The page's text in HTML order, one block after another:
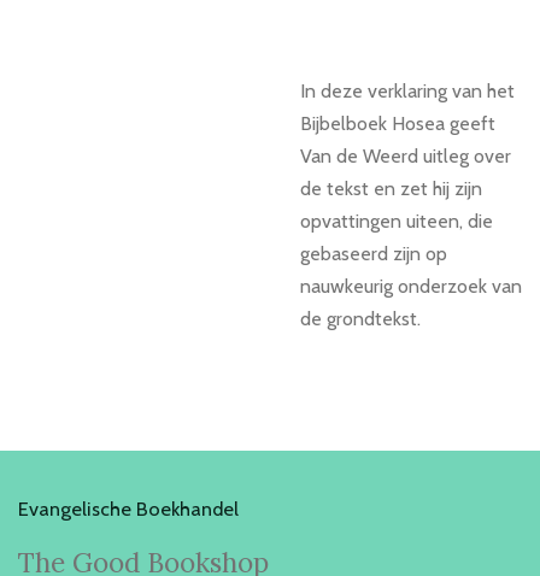
In deze verklaring van het
Bijbelboek Hosea geeft
Van de Weerd uitleg over
de tekst en zet hij zijn
opvattingen uiteen, die
gebaseerd zijn op
nauwkeurig onderzoek van
de grondtekst.
Evangelische Boekhandel
The Good Bookshop